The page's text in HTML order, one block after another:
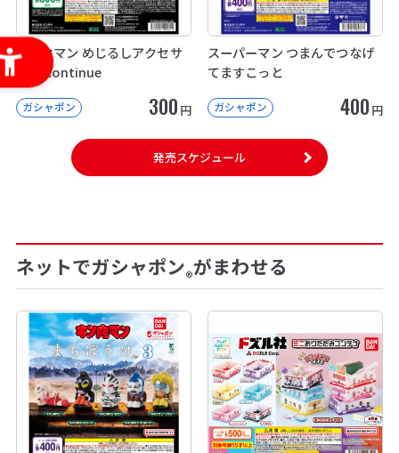
パックマン めじるしアクセサ
リー Continue
ガシャポン 300 円
スーパーマン つまんでつなげ
てますこっと
ガシャポン 400 円
発売スケジュール
ネットでガシャポン®がまわせる